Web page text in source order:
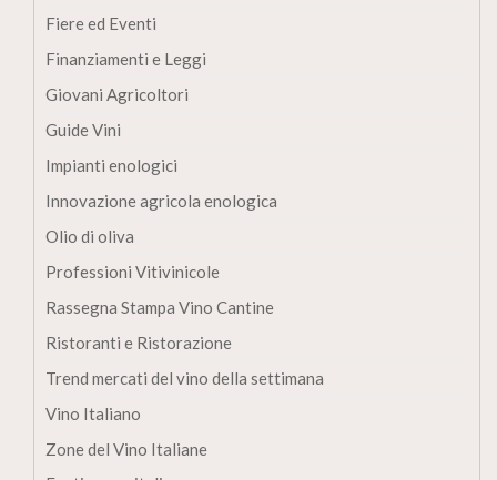
Fiere ed Eventi
Finanziamenti e Leggi
Giovani Agricoltori
Guide Vini
Impianti enologici
Innovazione agricola enologica
Olio di oliva
Professioni Vitivinicole
Rassegna Stampa Vino Cantine
Ristoranti e Ristorazione
Trend mercati del vino della settimana
Vino Italiano
Zone del Vino Italiane